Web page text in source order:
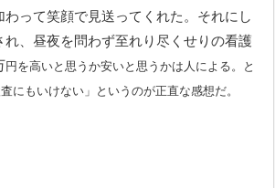
わって笑顔で見送ってくれた。それにし
れ、昼夜を問わず至れり尽くせりの看護
円を高いと思うか安いと思うかは人による。と
にもいけない」というのが正直な感想だ。